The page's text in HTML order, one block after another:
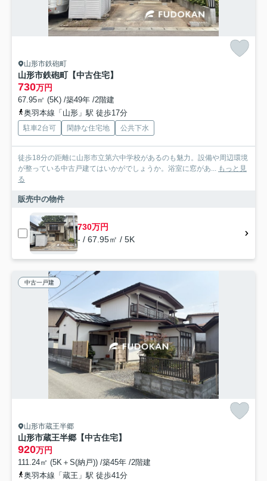
山形市鉄砲町
山形市鉄砲町【中古住宅】
730万円
67.95㎡ (5K) /築49年 /2階建
奥羽本線「山形」駅 徒歩17分
駐車2台可 閑静な住宅地 公共下水
徒歩18分の距離に山形市立第六中学校があるのも魅力。設備や周辺環境
が整っている中古戸建てはいかがでしょうか。浴室に窓があ... もっと見
る
販売中の物件
730万円
- / 67.95㎡ / 5K
中古一戸建
山形市蔵王半郷
山形市蔵王半郷【中古住宅】
920万円
111.24㎡ (5K＋S(納戸)) /築45年 /2階建
奥羽本線「蔵王」駅 徒歩41分